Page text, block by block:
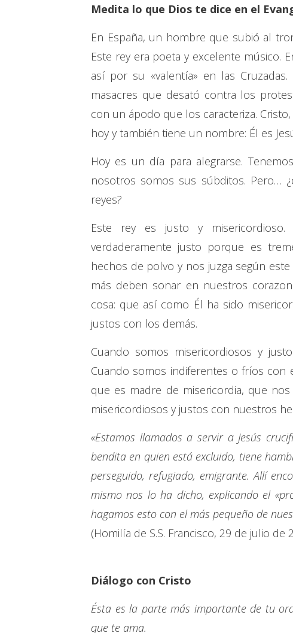
Medita lo que Dios te dice en el
En España, un hombre que subió al
Este rey era poeta y excelente músico.
así por su «valentía» en las
masacres que desató contra los
con un ápodo que los caracteriza.
hoy y también tiene un nombre: Él es
Hoy es un día para alegrarse.
nosotros somos sus súbditos. Pero…
reyes?
Este rey es justo y
verdaderamente justo porque es
hechos de polvo y nos juzga según
más deben sonar en nuestros
cosa: que así como Él ha sido
justos con los demás.
Cuando somos misericordiosos y
Cuando somos indiferentes o fríos con
que es madre de misericordia, que
misericordiosos y justos con nuestros
«Estamos llamados a servir a Jesús
bendita en quien está excluido, tiene
perseguido, refugiado, emigrante. Allí
mismo nos lo ha dicho, explicando el
hagamos esto con el más pequeño de
(Homilía de S.S. Francisco, 29 de julio de
Diálogo con Cristo
Ésta es la parte más importante de tu
que te ama.